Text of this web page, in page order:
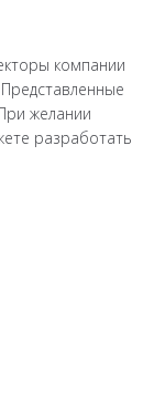
компании
желании
разработать